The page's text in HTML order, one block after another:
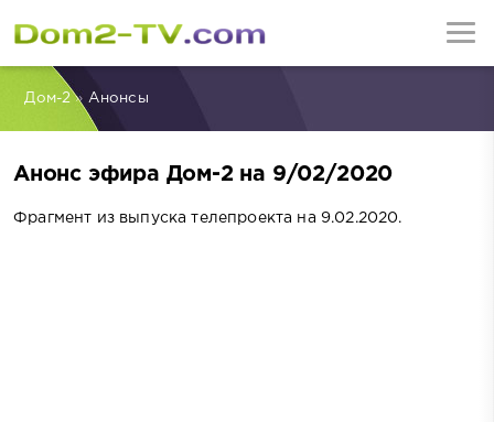
Дом-2» Анонсы
Анонс эфира Дом-2 на 9/02/2020
Фрагмент из выпуска телепроекта на 9.02.2020.